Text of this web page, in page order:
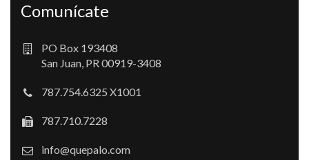
Comunícate
PO Box 193408
San Juan, PR 00919-3408
787.754.6325 X1001
787.710.7228
info@quepalo.com